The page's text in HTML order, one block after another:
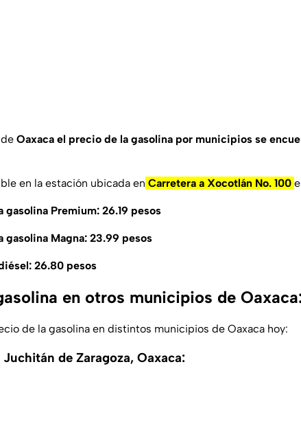
Oaxaca el precio de la gasolina por municipios se
en la estación ubicada en Carretera a Xocotlán No. 100
Premium: 26.19 pesos
gasolina Magna: 23.99 pesos
26.80 pesos
en otros municipios de
de la gasolina en distintos municipios de Oaxaca hoy:
de Zaragoza, Oaxaca: